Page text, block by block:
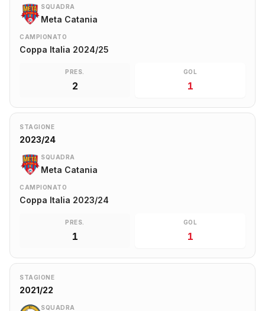
SQUADRA
Meta Catania
CAMPIONATO
Coppa Italia 2024/25
PRES.
2
GOL
1
STAGIONE
2023/24
SQUADRA
Meta Catania
CAMPIONATO
Coppa Italia 2023/24
PRES.
1
GOL
1
STAGIONE
2021/22
SQUADRA